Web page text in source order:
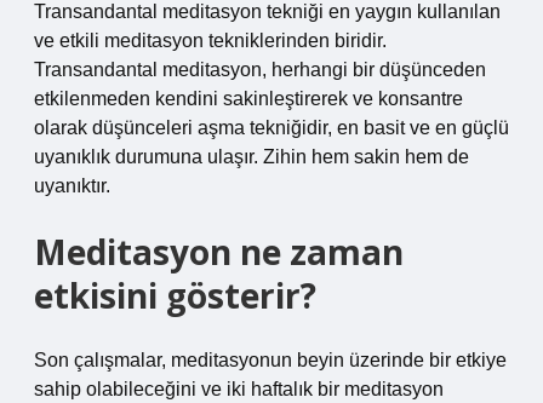
Transandantal meditasyon tekniği en yaygın kullanılan
ve etkili meditasyon tekniklerinden biridir.
Transandantal meditasyon, herhangi bir düşünceden
etkilenmeden kendini sakinleştirerek ve konsantre
olarak düşünceleri aşma tekniğidir, en basit ve en güçlü
uyanıklık durumuna ulaşır. Zihin hem sakin hem de
uyanıktır.
Meditasyon ne zaman
etkisini gösterir?
Son çalışmalar, meditasyonun beyin üzerinde bir etkiye
sahip olabileceğini ve iki haftalık bir meditasyon